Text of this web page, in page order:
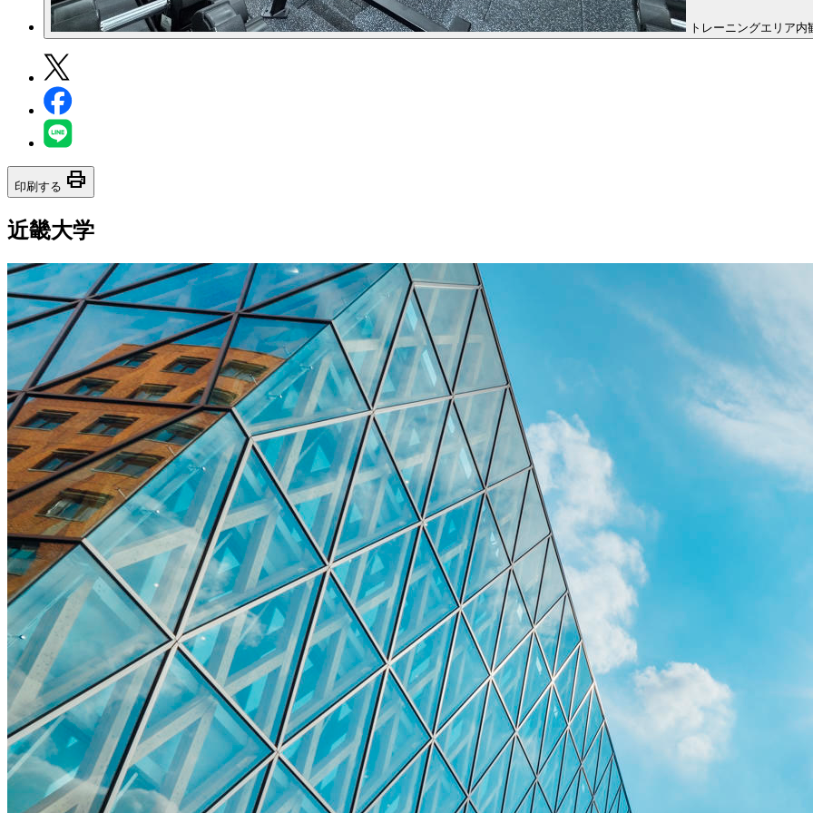
トレーニングエリア内
印刷する print
近畿大学